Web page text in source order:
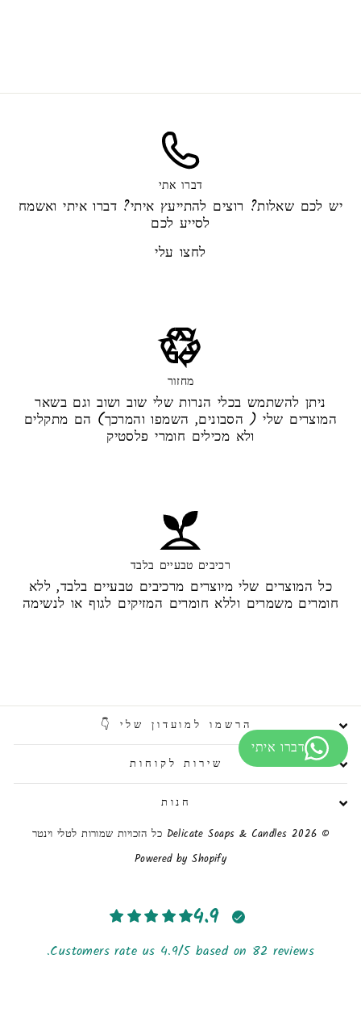
דברו אתי
יש לכם שאלות? רוצים להתייעץ איתי? דברו איתי ואשמח
לסייע לכם
לחצו עלי
מחזור
ניתן להשתמש בכלי הנרות שלי שוב ושוב וגם בשאר
המוצרים שלי ( הסבונים, השמפו והמרכך) הם מתקלים
ולא מכילים חומרי פלסטיק
רכיבים טבעיים בלבד
כל המוצרים שלי מיוצרים מרכיבים טבעיים בלבד, ללא
חומרים משמרים וללא חומרים המזיקים לגוף או לנשימה
הרשמו למועדון שלי 👇
שירות לקוחות
חנות
© 2026 Delicate Soaps & Candles כל הזכויות שמורות לטלי וינטר
Powered by Shopify
4.9
Customers rate us 4.9/5 based on 82 reviews.